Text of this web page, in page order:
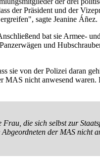
der Präsident und der
sagte Jeanine Áñez.
bat sie Armee-
und
von der Polizei daran
nicht anwesend
die sich selbst zur
der MAS nicht